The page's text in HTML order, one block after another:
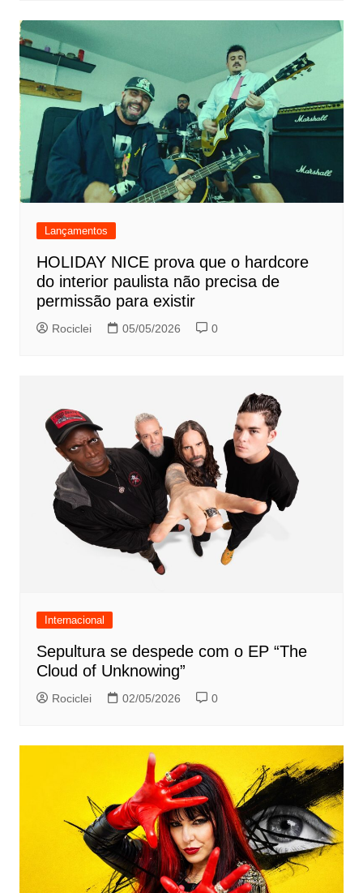
Lançamentos
HOLIDAY NICE prova que o hardcore
do interior paulista não precisa de
permissão para existir
Rociclei 05/05/2026 0
Internacional
Sepultura se despede com o EP “The
Cloud of Unknowing”
Rociclei 02/05/2026 0